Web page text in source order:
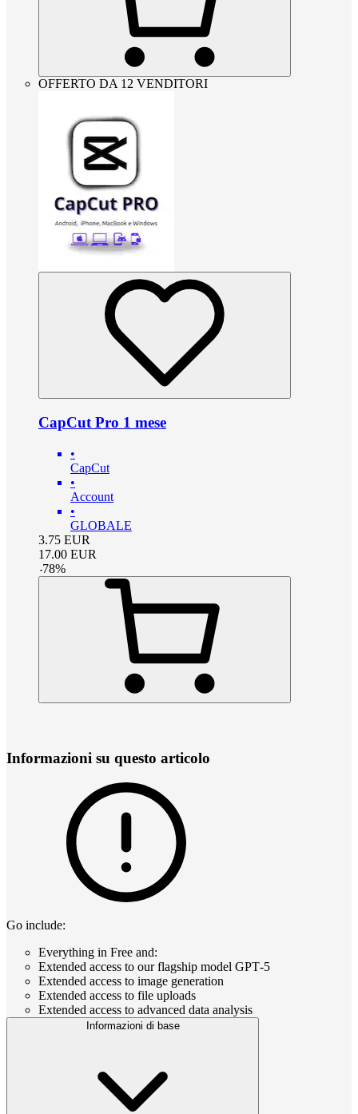
OFFERTO DA 12 VENDITORI
CapCut Pro 1 mese
•
CapCut
•
Account
•
GLOBALE
3.75 EUR
17.00 EUR
-78%
Informazioni su questo articolo
Go include:
Everything in Free and:
Extended access to our flagship model GPT‑5
Extended access to image generation
Extended access to file uploads
Extended access to advanced data analysis
Informazioni di base